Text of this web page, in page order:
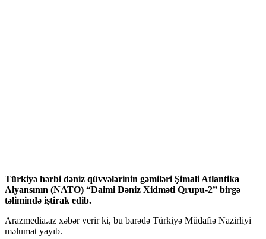
Türkiyə hərbi dəniz qüvvələrinin gəmiləri Şimali Atlantika
Alyansının (NATO) “Daimi Dəniz Xidməti Qrupu-2” birgə
təlimində iştirak edib.
Arazmedia.az xəbər verir ki, bu barədə Türkiyə Müdafiə Nazirliyi
məlumat yayıb.